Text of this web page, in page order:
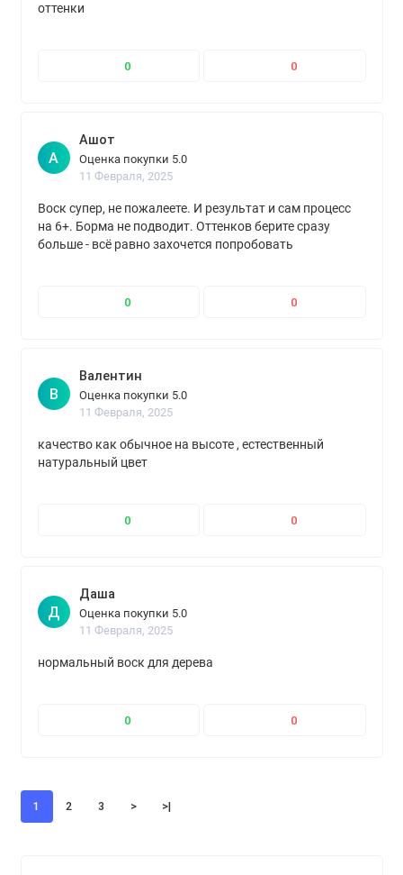
оттенки
0 0
А
Ашот
Оценка покупки 5.0
11 Февраля, 2025
Воск супер, не пожалеете. И результат и сам процесс
на 6+. Борма не подводит. Оттенков берите сразу
больше - всё равно захочется попробовать
0 0
В
Валентин
Оценка покупки 5.0
11 Февраля, 2025
качество как обычное на высоте , естественный
натуральный цвет
0 0
Д
Даша
Оценка покупки 5.0
11 Февраля, 2025
нормальный воск для дерева
0 0
1 2 3 > >|